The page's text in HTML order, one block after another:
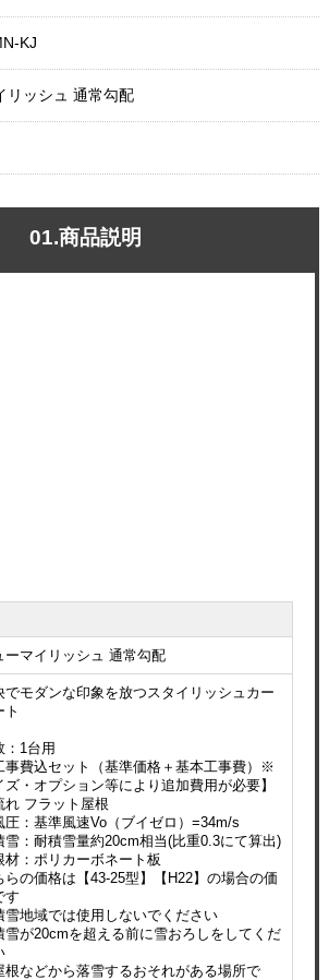
KJ
リッシュ 通常勾配
01.商品説明
ーマイリッシュ 通常勾配
でモダンな印象を放つスタイリッシュカー
ト
：1台用
事費込セット（基準価格＋基本工事費）※
ズ・オプション等により追加費用が必要】
れ フラット屋根
圧：基準風速Vo（ブイゼロ）=34m/s
雪：耐積雪量約20cm相当(比重0.3にて算出)
材：ポリカーボネート板
らの価格は【43-25型】【H22】の場合の価
す
地域では使用しないでください
が20cmを超える前に雪おろしをしてくだ
などから落雪するおそれがある場所で